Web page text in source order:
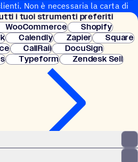
Non è necessaria la carta di
istantanea.
i tuoi strumenti preferiti
WooCommerce
Shopify
Calendly Zapier
Square
CallRail
DocuSign
Typeform Zendesk Sell